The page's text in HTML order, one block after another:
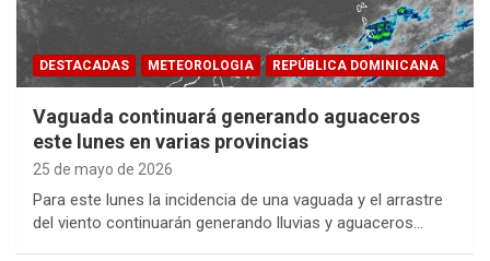
DESTACADAS METEOROLOGIA REPÚBLICA DOMINICANA
Vaguada continuará generando aguaceros
este lunes en varias provincias
25 de mayo de 2026
Para este lunes la incidencia de una vaguada y el arrastre
del viento continuarán generando lluvias y aguaceros…